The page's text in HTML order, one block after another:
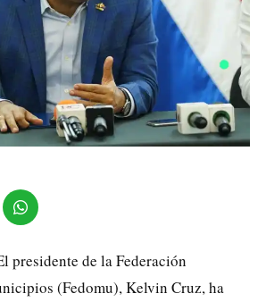
presidente de la Federación
(Fedomu), Kelvin Cruz, ha